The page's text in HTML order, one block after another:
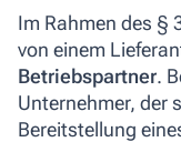
Im Rahmen des §
von einem
Betriebspartner.
Unternehmer, der
Bereitstellung